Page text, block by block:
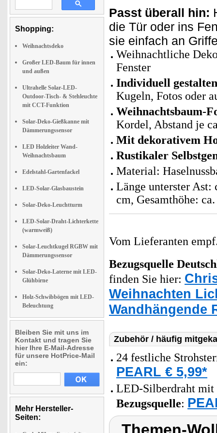
Shopping:
Weihnachtsdeko
Großer LED-Baum für innen
und außen
Ultrahelle Solar-LED-
Outdoor-Tisch- & Stehleuchte
mit CCT-Funktion
Solar-Deko-Gießkanne mit
Dämmerungssensor
LED Holzleiter Wand-
Weihnachtsbaum
Edelstahl-Gartenfackel
LED-Solar-Glasbaustein
Solar-Deko-Leuchtturm
LED-Solar-Draht-Lichterkette
(warmweiß)
Solar-Leuchtkugel RGBW mit
Dämmerungssensor
Solar-Deko-Laterne mit LED-
Glühbirne
Holz-Schwibbögen mit LED-
Beleuchtung
Bleiben Sie mit uns im
Kontakt und tragen Sie
hier Ihre E-Mail-Adresse
für unsere HotPrice-Mail
ein:
Mehr Hersteller-
Seiten:
Passt überall hin:
die Tür oder ins
sie einfach an
Weihnachtliche
Fenster
Individuell
Kugeln, Fotos oder
Weihnachtsbaum-
Kordel, Abstand je
Mit dekorativem
Rustikaler
Material:
Länge unterster Ast:
cm, Gesamthöhe:
Vom Lieferanten
Bezugsquelle
finden Sie hier:
Weihnachten
Wandhängende
Zubehör / häufig
24 festliche
PEARL € 5,99*
LED-Silberdraht mit
Bezugsquelle: